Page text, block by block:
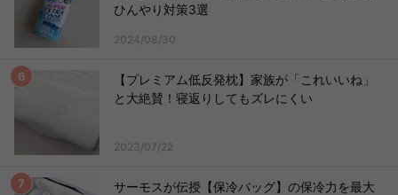
ひんやり対策3選
2024/08/30
【プレミアム低反発枕】家族が「これいいね」
と大絶賛！寝返りしてもズレにくい
2023/07/22
サーモスが伝授【保冷バッグ】の保冷力を最大